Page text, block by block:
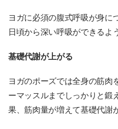
ヨガに必須の腹式呼吸が身に
日頃から深い呼吸ができるよ
基礎代謝が上がる
ヨガのポーズでは全身の筋肉
ーマッスルまでしっかりと鍛
果、筋肉量が増えて基礎代謝